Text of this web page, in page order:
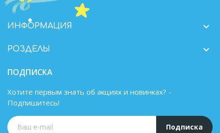
ИНФОРМАЦИЯ 
РОЗДЕЛЫ 
ПОДПИСКА
Хотите первым знать об акциях и новинках? -
Подпишитесь!
Подписка